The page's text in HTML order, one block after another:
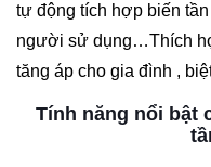
tự động tích hợp biến
người sử dụng…Thích
tăng áp cho gia đình ,
Tính năng nổi bật